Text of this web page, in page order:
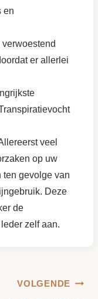
en
er allerlei
veel
op uw
ten gevolge van
Deze
de
zelf aan.
VOLGENDE